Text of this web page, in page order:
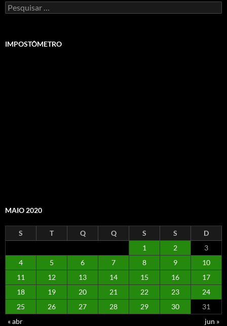
Pesquisar
por:
IMPOSTÔMETRO
MAIO 2020
S T Q Q S S
D
1
2
3
4
5 6 7 8 9
10
11
12 13 14 15 16
17
18
19 20 21 22 23
24
25
26 27 28 29 30
31
« abr
jun »